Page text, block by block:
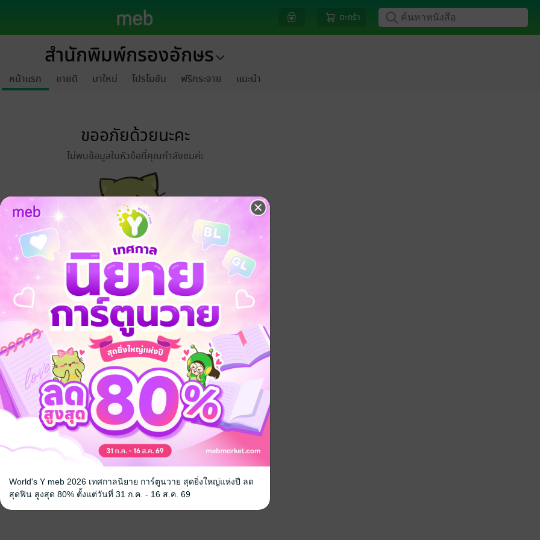
ตะกร้า
สำนักพิมพ์กรองอักษร
หน้าแรก ขายดี มาใหม่ โปรโมชัน ฟรีกระจาย แนะนำ
ขออภัยด้วยนะคะ
ไม่พบข้อมูลในหัวข้อที่คุณกำลังชมค่ะ
World's Y meb 2026 เทศกาลนิยาย การ์ตูนวาย สุดยิ่งใหญ่แห่งปี ลด
สุดฟิน สูงสุด 80% ตั้งแต่วันที่ 31 ก.ค. - 16 ส.ค. 69